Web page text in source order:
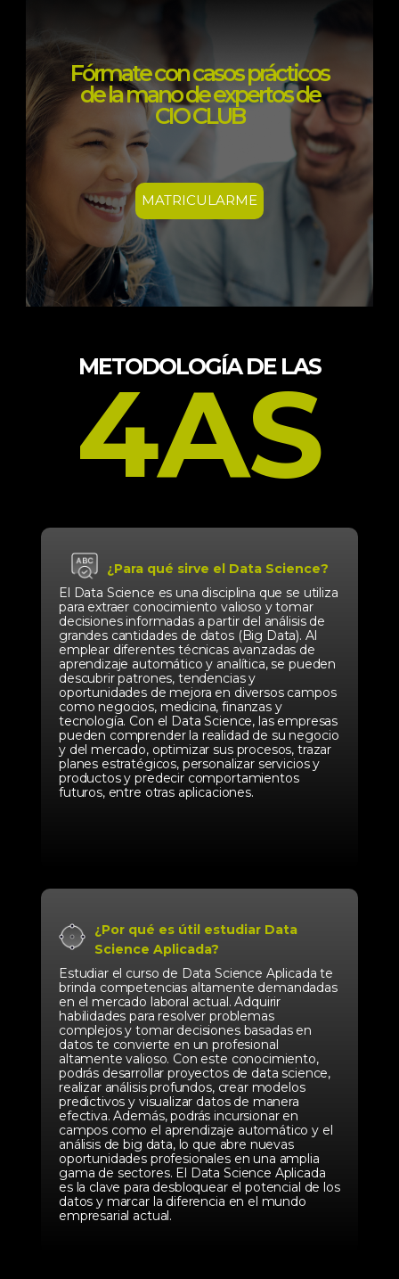
Fórmate con casos prácticos
de la mano de expertos de
CIO CLUB
MATRICULARME
METODOLOGÍA DE LAS
4AS
¿Para qué sirve el Data Science?
El Data Science es una disciplina que se utiliza
para extraer conocimiento valioso y tomar
decisiones informadas a partir del análisis de
grandes cantidades de datos (Big Data). Al
emplear diferentes técnicas avanzadas de
aprendizaje automático y analítica, se pueden
descubrir patrones, tendencias y
oportunidades de mejora en diversos campos
como negocios, medicina, finanzas y
tecnología. Con el Data Science, las empresas
pueden comprender la realidad de su negocio
y del mercado, optimizar sus procesos, trazar
planes estratégicos, personalizar servicios y
productos y predecir comportamientos
futuros, entre otras aplicaciones.
¿Por qué es útil estudiar Data
Science Aplicada?
Estudiar el curso de Data Science Aplicada te
brinda competencias altamente demandadas
en el mercado laboral actual. Adquirir
habilidades para resolver problemas
complejos y tomar decisiones basadas en
datos te convierte en un profesional
altamente valioso. Con este conocimiento,
podrás desarrollar proyectos de data science,
realizar análisis profundos, crear modelos
predictivos y visualizar datos de manera
efectiva. Además, podrás incursionar en
campos como el aprendizaje automático y el
análisis de big data, lo que abre nuevas
oportunidades profesionales en una amplia
gama de sectores. El Data Science Aplicada
es la clave para desbloquear el potencial de los
datos y marcar la diferencia en el mundo
empresarial actual.